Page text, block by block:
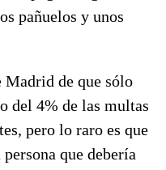
pañuelos y unos
Madrid de que sólo
del 4% de las multas
pero lo raro es que
que debería